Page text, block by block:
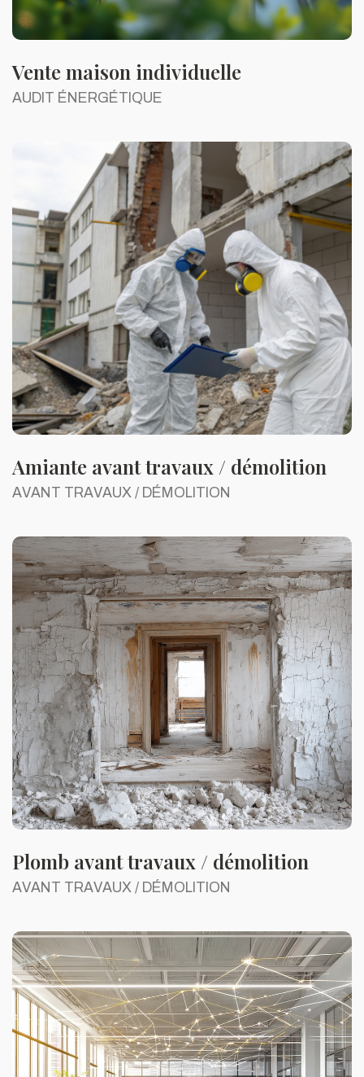
Vente maison individuelle
AUDIT ÉNERGÉTIQUE
Amiante avant travaux / démolition
AVANT TRAVAUX / DÉMOLITION
Plomb avant travaux / démolition
AVANT TRAVAUX / DÉMOLITION